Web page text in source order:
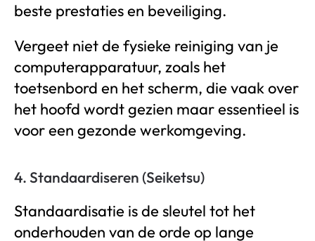
beste prestaties en beveiliging.
Vergeet niet de fysieke reiniging van je
computerapparatuur, zoals het
toetsenbord en het scherm, die vaak over
het hoofd wordt gezien maar essentieel is
voor een gezonde werkomgeving.
4. Standaardiseren (Seiketsu)
Standaardisatie is de sleutel tot het
onderhouden van de orde op lange